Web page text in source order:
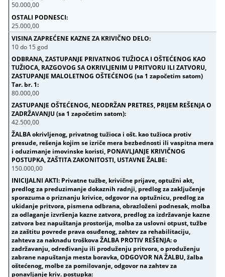
50.000,00
25.000,00
10 do 15 god
80.000,00
42.500,00
150.000,00